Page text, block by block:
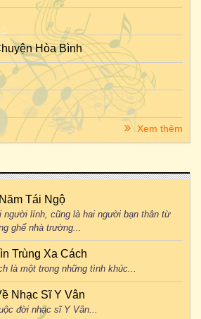
Hòa Bình
Xem thêm
Tái Ngộ
người lính, cũng là hai người bạn thân từ
ghế nhà trường...
Trùng Xa Cách
là một trong những tình khúc...
Nhạc Sĩ Y Vân
đời nhạc sĩ Y Vân...